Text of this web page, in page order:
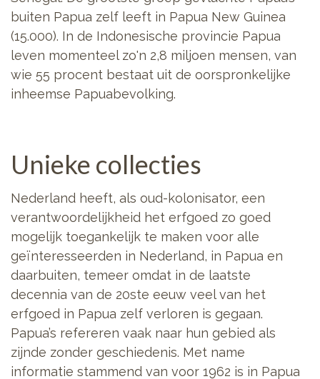
buiten Papua zelf leeft in Papua New Guinea
(15.000). In de Indonesische provincie Papua
leven momenteel zo'n 2,8 miljoen mensen, van
wie 55 procent bestaat uit de oorspronkelijke
inheemse Papuabevolking.
Unieke collecties
Nederland heeft, als oud-kolonisator, een
verantwoordelijkheid het erfgoed zo goed
mogelijk toegankelijk te maken voor alle
geïnteresseerden in Nederland, in Papua en
daarbuiten, temeer omdat in de laatste
decennia van de 20ste eeuw veel van het
erfgoed in Papua zelf verloren is gegaan.
Papua’s refereren vaak naar hun gebied als
zijnde zonder geschiedenis. Met name
informatie stammend van voor 1962 is in Papua